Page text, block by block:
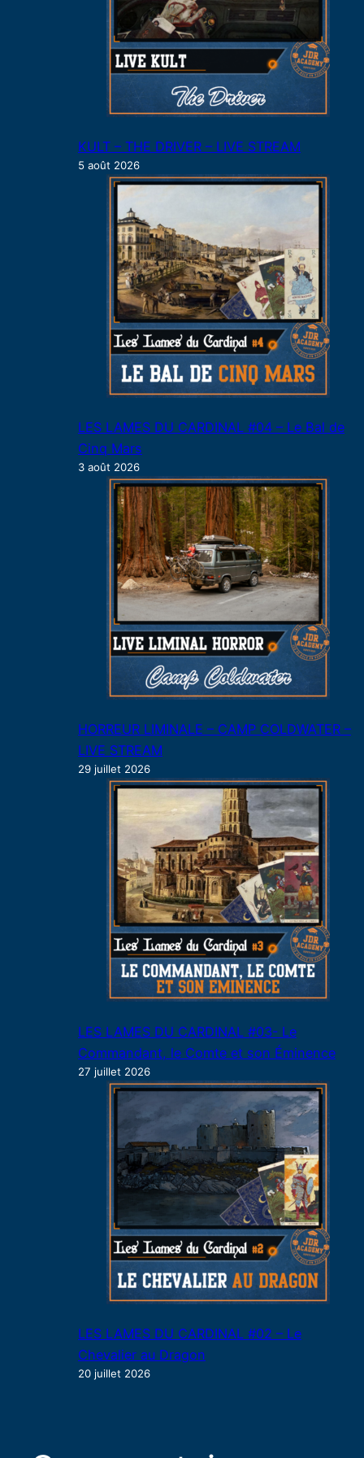
KULT – THE DRIVER – LIVE STREAM
5 août 2026
LES LAMES DU CARDINAL #04 – Le Bal de
Cinq Mars
3 août 2026
HORREUR LIMINALE – CAMP COLDWATER –
LIVE STREAM
29 juillet 2026
LES LAMES DU CARDINAL #03- Le
Commandant, le Comte et son Éminence
27 juillet 2026
LES LAMES DU CARDINAL #02 – Le
Chevalier au Dragon
20 juillet 2026